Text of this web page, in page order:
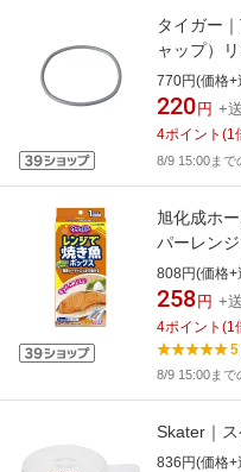
タイガー
ャップ）
770円(価格+
220 円 +
4ポイント (1
8/9 15:00まで
旭化成ホ
パーレン
ス入 [電子
808円(価格+
258 円 +
4ポイント (1
5
8/9 15:00まで
Skater｜
836円(価格+